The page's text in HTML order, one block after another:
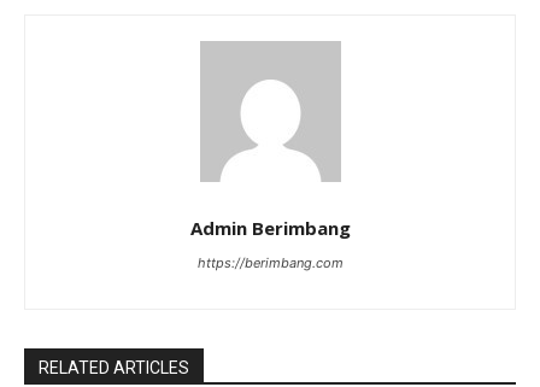
Admin Berimbang
https://berimbang.com
RELATED ARTICLES